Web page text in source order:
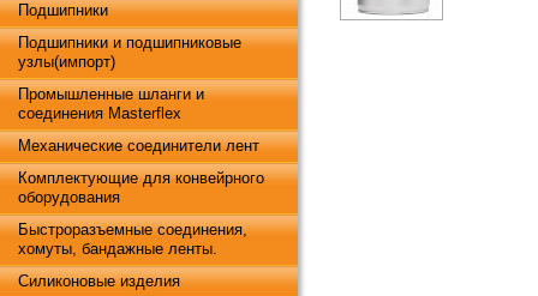
Подшипники
Подшипники и подшипниковые
узлы(импорт)
Промышленные шланги и
соединения Masterflex
Механические соединители лент
Комплектующие для конвейрного
оборудования
Быстроразъемные соединения,
хомуты, бандажные ленты.
Силиконовые изделия